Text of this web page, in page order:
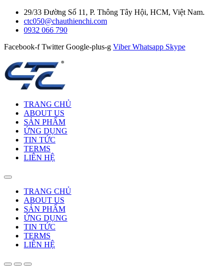
29/33 Đường Số 11, P. Thông Tây Hội, HCM, Việt Nam.
ctc050@chauthienchi.com
0932 066 790
Facebook-f Twitter Google-plus-g Viber Whatsapp Skype
TRANG CHỦ
ABOUT US
SẢN PHẨM
ỨNG DỤNG
TIN TỨC
TERMS
LIÊN HỆ
TRANG CHỦ
ABOUT US
SẢN PHẨM
ỨNG DỤNG
TIN TỨC
TERMS
LIÊN HỆ